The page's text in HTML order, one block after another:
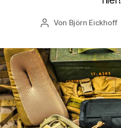
Beitragsautor
Von Björn Eickhoff